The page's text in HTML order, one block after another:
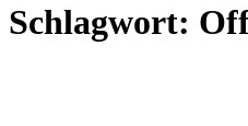
Schlagwort: